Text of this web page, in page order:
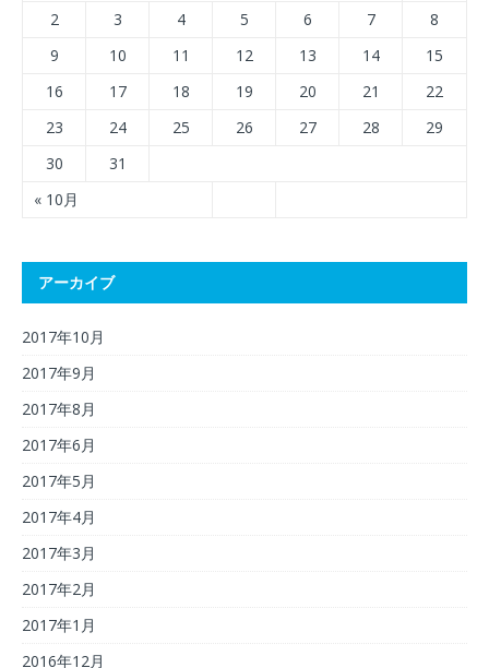
« 10月
2
3 4 5 6 7
8
9
10 11 12 13 14
15
16
17 18 19 20 21
22
23
24 25 26 27 28
29
30
31
アーカイブ
2017年10月
2017年9月
2017年8月
2017年6月
2017年5月
2017年4月
2017年3月
2017年2月
2017年1月
2016年12月